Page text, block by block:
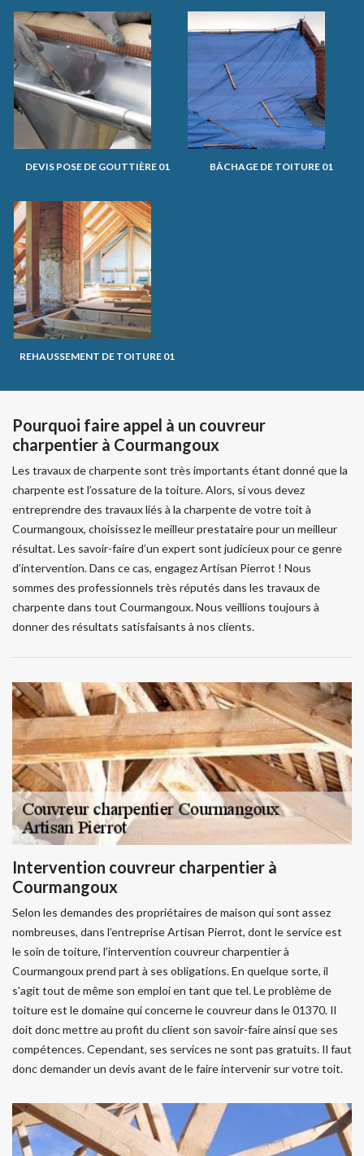
DEVIS POSE DE GOUTTIÈRE 01 BÂCHAGE DE TOITURE 01
REHAUSSEMENT DE TOITURE 01
Pourquoi faire appel à un couvreur
charpentier à Courmangoux
Les travaux de charpente sont très importants étant donné que la
charpente est l’ossature de la toiture. Alors, si vous devez
entreprendre des travaux liés à la charpente de votre toit à
Courmangoux, choisissez le meilleur prestataire pour un meilleur
résultat. Les savoir-faire d’un expert sont judicieux pour ce genre
d’intervention. Dans ce cas, engagez Artisan Pierrot ! Nous
sommes des professionnels très réputés dans les travaux de
charpente dans tout Courmangoux. Nous veillions toujours à
donner des résultats satisfaisants à nos clients.
Intervention couvreur charpentier à
Courmangoux
Selon les demandes des propriétaires de maison qui sont assez
nombreuses, dans l’entreprise Artisan Pierrot, dont le service est
le soin de toiture, l’intervention couvreur charpentier à
Courmangoux prend part à ses obligations. En quelque sorte, il
s'agit tout de même son emploi en tant que tel. Le problème de
toiture est le domaine qui concerne le couvreur dans le 01370. Il
doit donc mettre au profit du client son savoir-faire ainsi que ses
compétences. Cependant, ses services ne sont pas gratuits. Il faut
donc demander un devis avant de le faire intervenir sur votre toit.